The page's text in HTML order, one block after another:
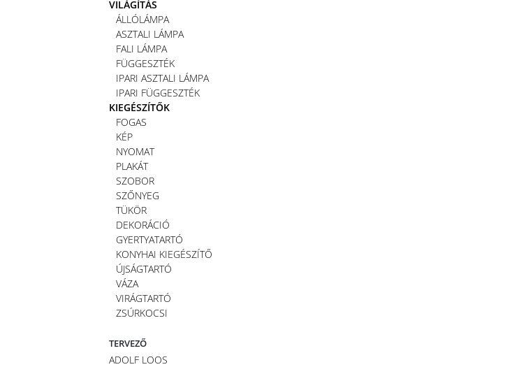
VILÁGÍTÁS
ÁLLÓLÁMPA
ASZTALI LÁMPA
FALI LÁMPA
FÜGGESZTÉK
IPARI ASZTALI LÁMPA
IPARI FÜGGESZTÉK
KIEGÉSZÍTŐK
FOGAS
KÉP
NYOMAT
PLAKÁT
SZOBOR
SZŐNYEG
TÜKÖR
DEKORÁCIÓ
GYERTYATARTÓ
KONYHAI KIEGÉSZÍTŐ
ÚJSÁGTARTÓ
VÁZA
VIRÁGTARTÓ
ZSÚRKOCSI
TERVEZŐ
ADOLF LOOS